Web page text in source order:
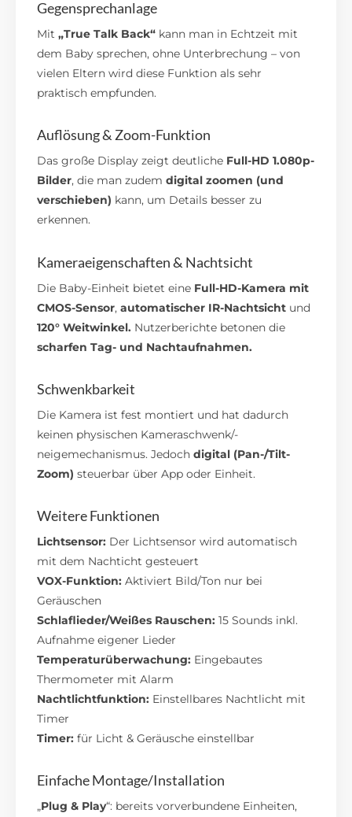
Gegensprechanlage
Mit„True Talk Back“ kann man in Echtzeit mit
dem Baby sprechen, ohne Unterbrechung – von
vielen Eltern wird diese Funktion als sehr
praktisch empfunden.
Auflösung & Zoom-Funktion
Das große Display zeigt deutliche Full-HD 1.080p-
Bilder, die man zudemdigital zoomen (und
verschieben) kann, um Details besser zu
erkennen.
Kameraeigenschaften & Nachtsicht
Die Baby-Einheit bietet eine Full-HD-Kamera mit
CMOS-Sensor,automatischer IR-Nachtsicht und
120° Weitwinkel. Nutzerberichte betonen die
scharfen Tag- und Nachtaufnahmen.
Schwenkbarkeit
Die Kamera ist fest montiert und hat dadurch
keinen physischen Kameraschwenk/-
neigemechanismus. Jedochdigital (Pan-/Tilt-
Zoom) steuerbar über App oder Einheit.
Weitere Funktionen
Lichtsensor: Der Lichtsensor wird automatisch
mit dem Nachticht gesteuert
VOX-Funktion: Aktiviert Bild/Ton nur bei
Geräuschen
Schlaflieder/Weißes Rauschen: 15 Sounds inkl.
Aufnahme eigener Lieder
Temperaturüberwachung: Eingebautes
Thermometer mit Alarm
Nachtlichtfunktion: Einstellbares Nachtlicht mit
Timer
Timer: für Licht & Geräusche einstellbar
Einfache Montage/Installation
„Plug & Play“: bereits vorverbundene Einheiten,